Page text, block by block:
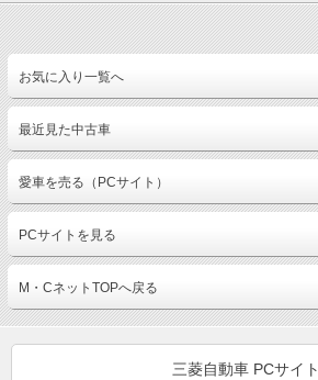
お気に入り一覧へ
最近見た中古車
愛車を売る（PCサイト）
PCサイトを見る
M・CネットTOPへ戻る
三菱自動車 PCサイト